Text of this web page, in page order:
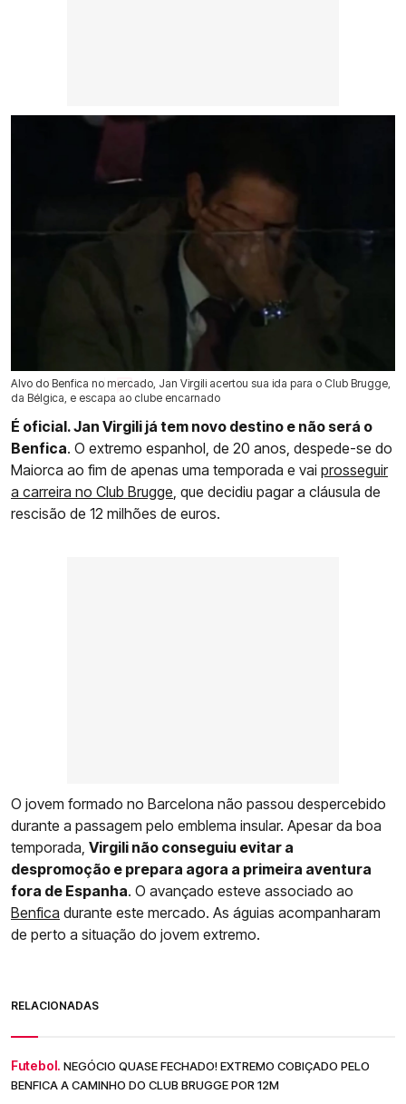
Alvo do Benfica no mercado, Jan Virgili acertou sua ida para o Club Brugge,
da Bélgica, e escapa ao clube encarnado
09 Ago 2026 | 13:51 | 0
É oficial. Jan Virgili já tem novo destino e não será o
Benfica. O extremo espanhol, de 20 anos, despede-se do
Maiorca ao fim de apenas uma temporada e vai prosseguir
a carreira no Club Brugge, que decidiu pagar a cláusula de
rescisão de 12 milhões de euros.
O jovem formado no Barcelona não passou despercebido
durante a passagem pelo emblema insular. Apesar da boa
temporada, Virgili não conseguiu evitar a
despromoção e prepara agora a primeira aventura
fora de Espanha. O avançado esteve associado ao
Benfica durante este mercado. As águias acompanharam
de perto a situação do jovem extremo.
RELACIONADAS
Futebol. NEGÓCIO QUASE FECHADO! EXTREMO COBIÇADO PELO
BENFICA A CAMINHO DO CLUB BRUGGE POR 12M